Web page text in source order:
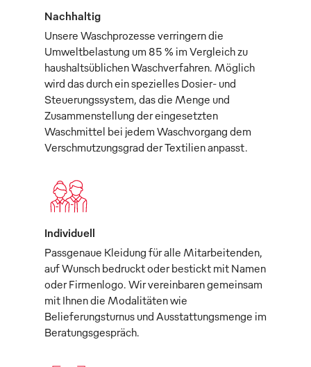
Nachhaltig
Unsere Waschprozesse verringern die
Umweltbelastung um 85 % im Vergleich zu
haushaltsüblichen Waschverfahren. Möglich
wird das durch ein spezielles Dosier- und
Steuerungssystem, das die Menge und
Zusammenstellung der eingesetzten
Waschmittel bei jedem Waschvorgang dem
Verschmutzungsgrad der Textilien anpasst.
Individuell
Passgenaue Kleidung für alle Mitarbeitenden,
auf Wunsch bedruckt oder bestickt mit Namen
oder Firmenlogo. Wir vereinbaren gemeinsam
mit Ihnen die Modalitäten wie
Belieferungsturnus und Ausstattungsmenge im
Beratungsgespräch.